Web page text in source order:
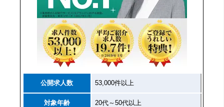
公開求人数 53,000件以上
対象年齢 20代～50代以上